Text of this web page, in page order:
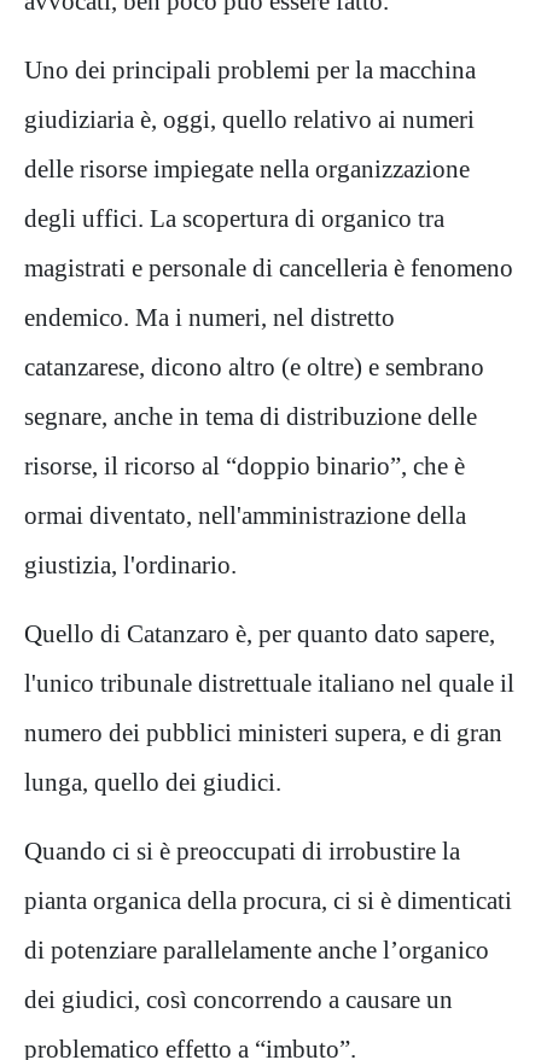
Uno dei principali problemi per la macchina
giudiziaria è, oggi, quello relativo ai numeri
delle risorse impiegate nella organizzazione
degli uffici. La scopertura di organico tra
magistrati e personale di cancelleria è fenomeno
endemico. Ma i numeri, nel distretto
catanzarese, dicono altro (e oltre) e sembrano
segnare, anche in tema di distribuzione delle
risorse, il ricorso al “doppio binario”, che è
ormai diventato, nell'amministrazione della
giustizia, l'ordinario.
Quello di Catanzaro è, per quanto dato sapere,
l'unico tribunale distrettuale italiano nel quale il
numero dei pubblici ministeri supera, e di gran
lunga, quello dei giudici.
Quando ci si è preoccupati di irrobustire la
pianta organica della procura, ci si è dimenticati
di potenziare parallelamente anche l’organico
dei giudici, così concorrendo a causare un
problematico effetto a “imbuto”.